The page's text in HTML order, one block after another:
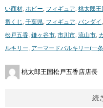
い商材, ホビー, フィギュア, 桃太郎王
番くじ , 千葉県, フィギュア, バンダイ ,
松戸五香, 鎌ヶ谷市, 市川市, 流山市,
ルキリー, アーマードバルキリー(一
桃太郎王国松戸五香店店長
続